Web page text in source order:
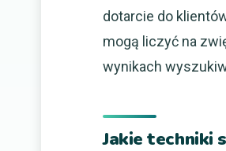
dotarcie do
mogą liczyć na
wynikach
Jakie techniki